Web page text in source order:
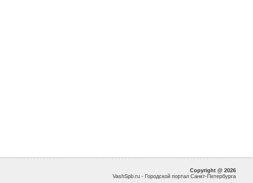
Copyright @ 2026
VashSpb.ru - Городской портал Санкт-Петербурга